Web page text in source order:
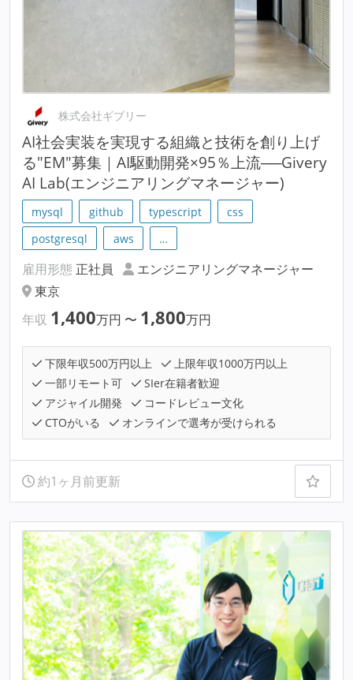
株式会社ギブリー
AI社会実装を実現する組織と技術を創り上げ
る"EM"募集｜AI駆動開発×95％上流──Givery
AI Lab(エンジニアリングマネージャー)
mysql github typescript
css
postgresql
aws …
雇用形態 正社員
エンジニアリングマネージャー
東京
年収 1,400万円 〜 1,800万円
下限年収500万円以上
上限年収1000万円以上
一部リモート可
SIer在籍者歓迎
アジャイル開発
コードレビュー文化
CTOがいる
オンラインで選考が受けられる
約1ヶ月前更新